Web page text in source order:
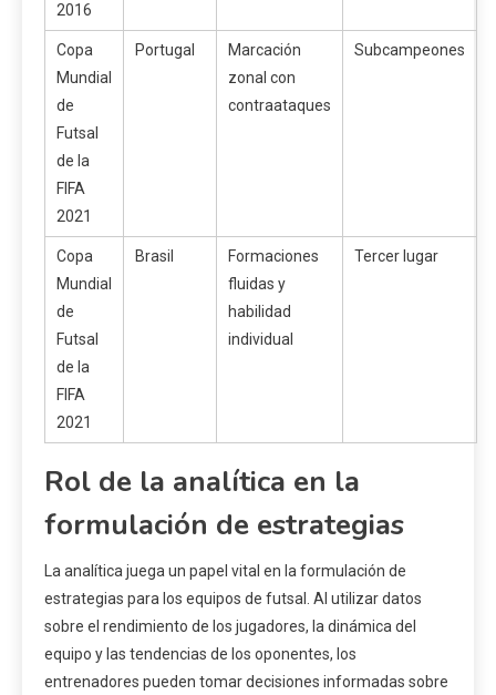
2016
Copa
Mundial
de
Futsal
de la
FIFA
2021
Portugal
Marcación
zonal con
contraataques
Subcampeones
Copa
Mundial
de
Futsal
de la
FIFA
2021
Brasil
Formaciones
fluidas y
habilidad
individual
Tercer lugar
Rol de la analítica en la
formulación de estrategias
La analítica juega un papel vital en la formulación de
estrategias para los equipos de futsal. Al utilizar datos
sobre el rendimiento de los jugadores, la dinámica del
equipo y las tendencias de los oponentes, los
entrenadores pueden tomar decisiones informadas sobre